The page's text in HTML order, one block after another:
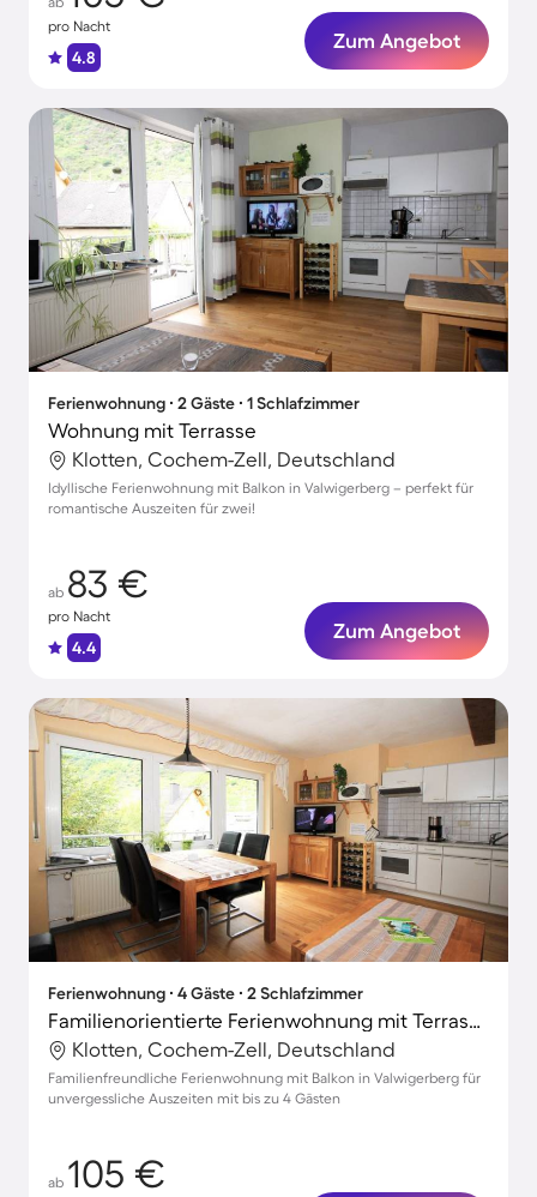
pro Nacht
4.8
Zum Angebot
Ferienwohnung ∙ 2 Gäste ∙ 1 Schlafzimmer
Wohnung mit Terrasse
Klotten, Cochem-Zell, Deutschland
Idyllische Ferienwohnung mit Balkon in Valwigerberg – perfekt für
romantische Auszeiten für zwei!
ab 83 €
pro Nacht
4.4
Zum Angebot
Ferienwohnung ∙ 4 Gäste ∙ 2 Schlafzimmer
Familienorientierte Ferienwohnung mit Terrasse
Klotten, Cochem-Zell, Deutschland
Familienfreundliche Ferienwohnung mit Balkon in Valwigerberg für
unvergessliche Auszeiten mit bis zu 4 Gästen
ab 105 €